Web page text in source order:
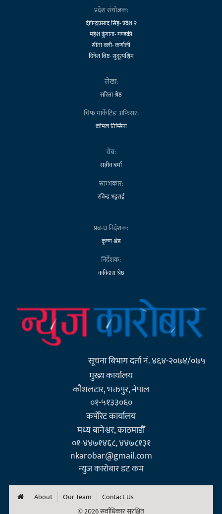
प्रदेश संयोजक:
दीपेन्द्रप्रसाद सिंह- प्रदेश २
महेश ढुंगाना- गण्डकी
सीता वली- कर्णाली
दिनेश बिष्ट- सुदूरपश्चिम
लेखा:
सरिता श्रेष्ठ
चिफ मार्केटिङ अफिसर:
कोमल तिम्सिना
वेब:
सञ्जीव बर्मा
स्तम्भकार:
रविन्द्र भट्टराई
प्रबन्ध निर्देशक:
कृष्ण श्रेष्ठ
निर्देशक:
कविदास श्रेष्ठ
सूचना बिभाग दर्ता नं. ४६४-२०७४/०७५
मुख्य कार्यालय
कौशलटार, भक्तपुर, नेपाल
०१-५१३३०६०
कर्पाेरेट कार्यालय
मध्य बानेश्वर, काठमाडौँ
०१-४४७१४६८, ४४७८१३१
nkarobar@gmail.com
न्युज कारोबार डट कम
About Our Team
Contact Us
© 2026 सर्वाधिकार सुरक्षित